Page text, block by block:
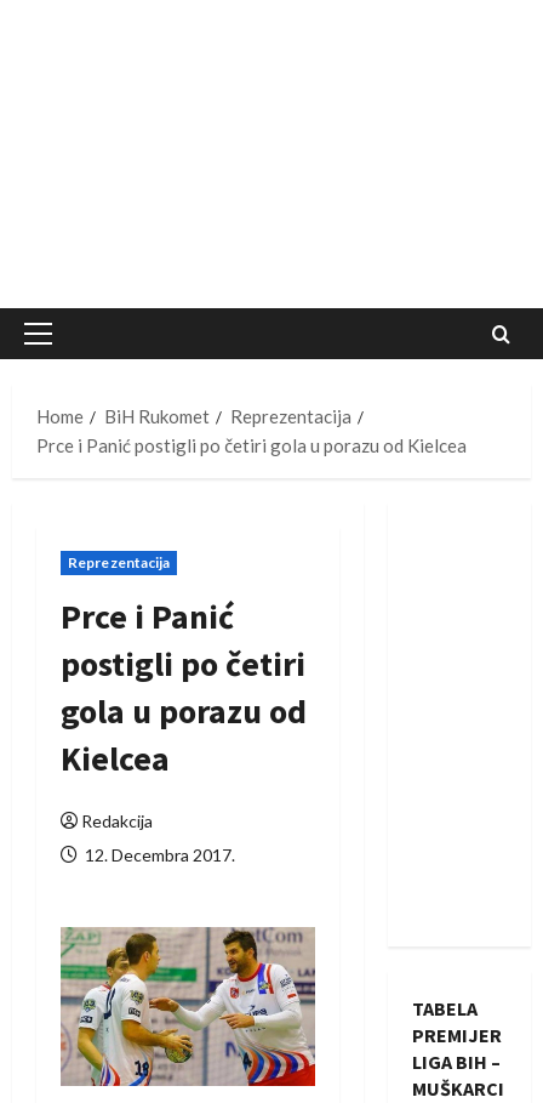
Primary
Home
BiH Rukomet
Reprezentacija
Prce i Panić postigli po četiri gola u porazu od Kielcea
Reprezentacija
Prce i Panić
postigli po četiri
gola u porazu od
Kielcea
Redakcija
12. Decembra 2017.
TABELA
PREMIJER
LIGA BIH –
MUŠKARCI